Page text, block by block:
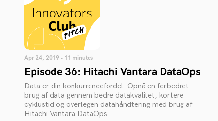
Apr 24, 2019 • 11 minutes
Episode 36: Hitachi Vantara DataOps
Data er din konkurrencefordel. Opnå en forbedret
brug af data gennem bedre datakvalitet, kortere
cyklustid og overlegen datahåndtering med brug af
Hitachi Vantara DataOps.